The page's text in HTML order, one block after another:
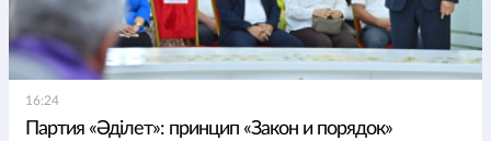
16:24
Партия «Әділет»: принцип «Закон и порядок»